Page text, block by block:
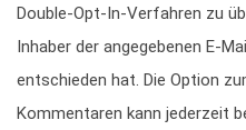
Double-Opt-In-Verfahren zu
Inhaber der angegebenen E-
entschieden hat. Die Option
Kommentaren kann jederzeit